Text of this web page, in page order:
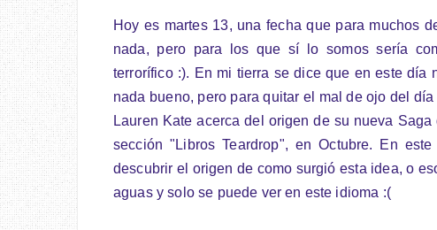
Hoy es martes 13, una fecha que para muchos
nada, pero para los que sí lo somos sería
terrorífico :). En mi tierra se dice que en este día
nada bueno, pero para quitar el mal de ojo del
Lauren Kate acerca del origen de su nueva
sección "Libros Teardrop", en Octubre. En
descubrir el origen de como surgió esta idea, o
aguas y solo se puede ver en este idioma :(